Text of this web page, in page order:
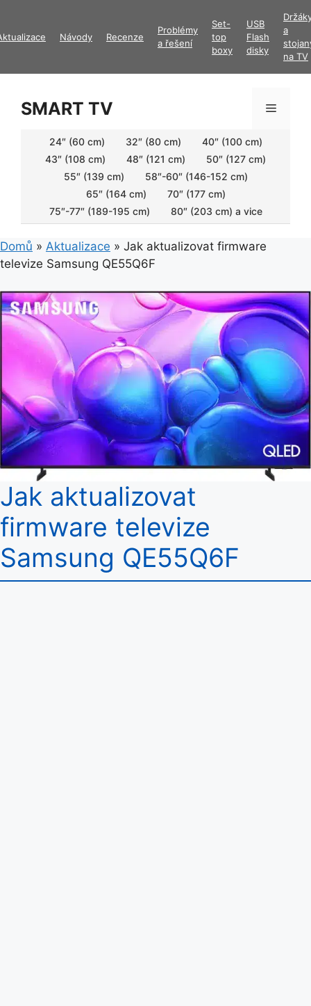
obsah
Návody Recenze
Problémy
a řešení
Set-
top
boxy
USB
Flash
disky
a
na TV
SMART TV Menu
24″ (60 cm) 32″ (80 cm)
40″ (100 cm)
43″ (108 cm)
48″ (121 cm)
50″ (127 cm)
55″ (139 cm)
58″-60″ (146-152 cm)
65″ (164 cm)
70″ (177 cm)
75″-77″ (189-195 cm)
80″ (203 cm) a vice
Domů » Aktualizace » Jak aktualizovat firmware
televize Samsung QE55Q6F
Jak aktualizovat
firmware televize
Samsung QE55Q6F